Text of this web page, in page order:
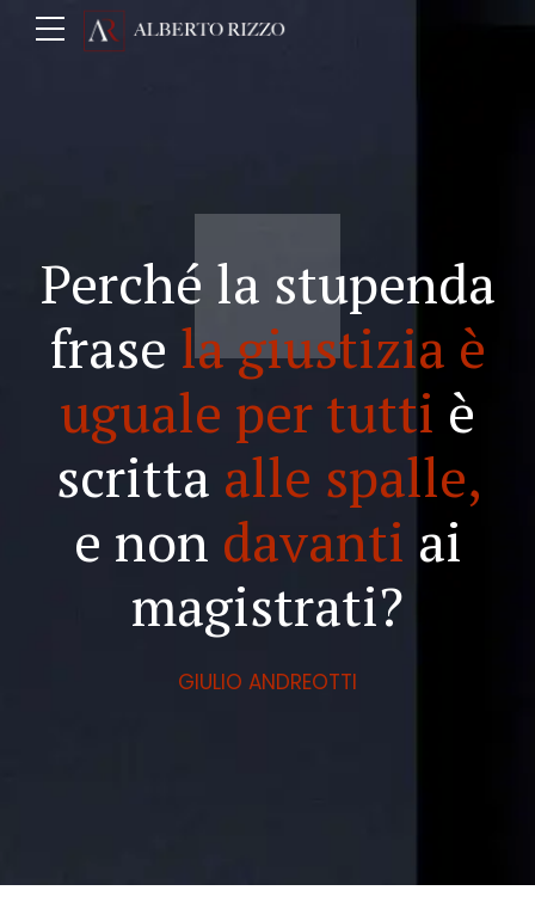
Perché la stupenda
frase la giustizia è
uguale per tutti è
scritta alle spalle,
e non davanti ai
magistrati?
GIULIO ANDREOTTI